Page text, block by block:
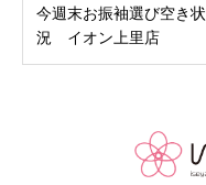
今週末お振袖選び空き状
況 イオン上里店